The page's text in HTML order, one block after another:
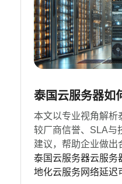
泰国云服务器如
技术支持比较
本文以专业视角解析
较厂商信誉、SLA与
建议，帮助企业做出
泰国云服务器云服务
地化云服务网络延迟